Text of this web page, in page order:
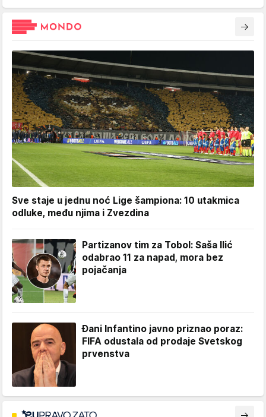
Sve staje u jednu noć Lige šampiona: 10 utakmica
odluke, među njima i Zvezdina
Partizanov tim za Tobol: Saša Ilić
odabrao 11 za napad, mora bez
pojačanja
Đani Infantino javno priznao poraz:
FIFA odustala od prodaje Svetskog
prvenstva